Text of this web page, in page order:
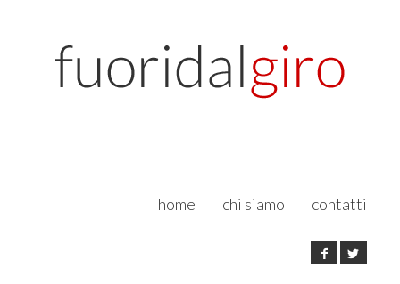
home chi siamo contatti